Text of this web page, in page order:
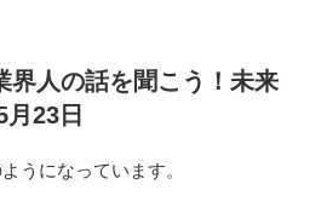
界人の話を聞こう！未来
23日
うになっています。